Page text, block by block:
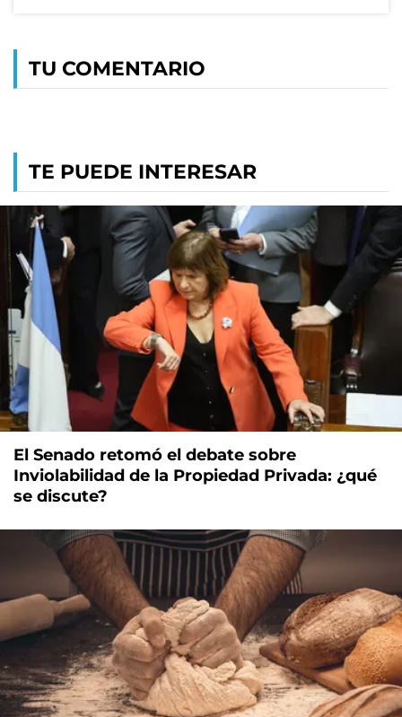
TU COMENTARIO
TE PUEDE INTERESAR
El Senado retomó el debate sobre
Inviolabilidad de la Propiedad Privada: ¿qué
se discute?